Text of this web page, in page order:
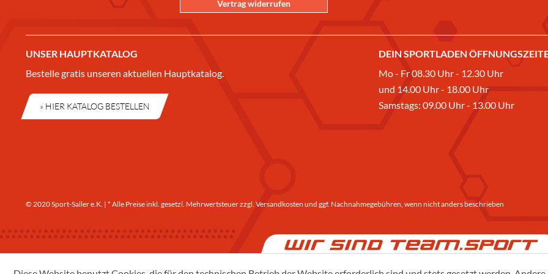
Vertrag widerrufen
UNSER HAUPTKATALOG
Bestelle gratis unseren aktuellen Hauptkatalog.
» HIER KATALOG BESTELLEN
DEIN SPORTLADEN
Mo - Fr 08.30 Uhr - 12.30 Uhr
und 14.00 Uhr - 18.00 Uhr
Samstags: 09.00 Uhr - 13.00 Uhr
© 2020 Sport-Saller e.K. | * Alle Preise inkl. gesetzl. Mehrwertsteuer zzgl. Versandkosten und ggf. Nachnahmegebühren, wenn nicht anders beschrieben